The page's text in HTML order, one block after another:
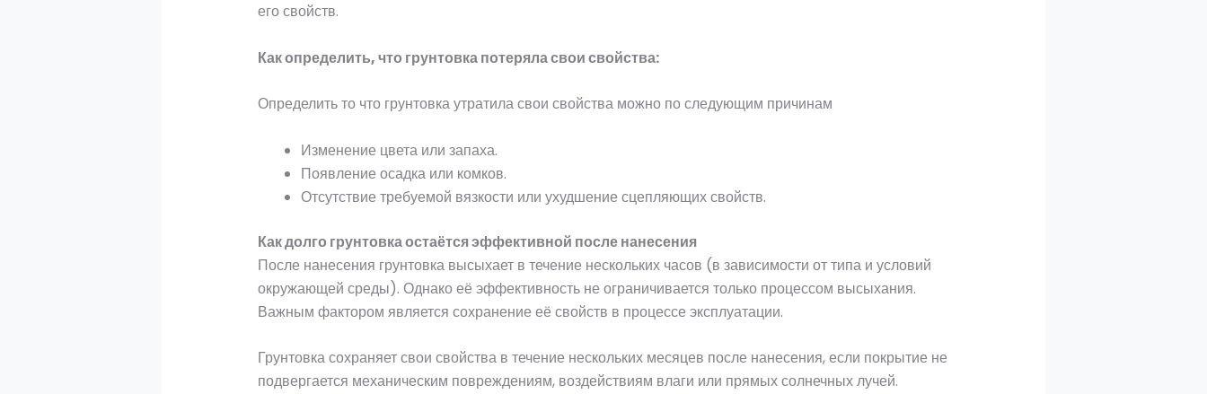
его свойств.
Как определить, что грунтовка потеряла свои свойства:
Определить то что грунтовка утратила свои свойства можно по следующим причинам
Изменение цвета или запаха.
Появление осадка или комков.
Отсутствие требуемой вязкости или ухудшение сцепляющих свойств.
Как долго грунтовка остаётся эффективной после нанесения
После нанесения грунтовка высыхает в течение нескольких часов (в зависимости от типа и условий
окружающей среды). Однако её эффективность не ограничивается только процессом высыхания.
Важным фактором является сохранение её свойств в процессе эксплуатации.
Грунтовка сохраняет свои свойства в течение нескольких месяцев после нанесения, если покрытие не
подвергается механическим повреждениям, воздействиям влаги или прямых солнечных лучей.